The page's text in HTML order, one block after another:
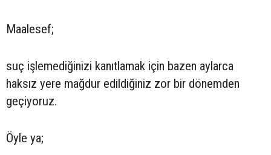
Maalesef;
suç işlemediğinizi kanıtlamak için bazen aylarca
haksız yere mağdur edildiğiniz zor bir dönemden
geçiyoruz.
Öyle ya;